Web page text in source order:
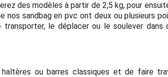
des modèles à partir de 2,5 kg, pour
nos sandbag en pvc ont deux ou plusieurs
le déplacer ou le soulever dans
ou barres classiques et de faire